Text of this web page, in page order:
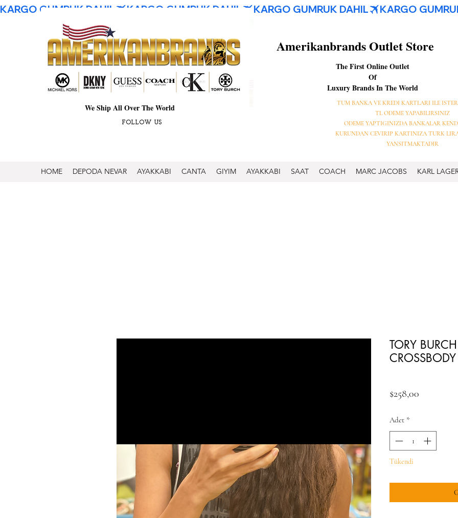
KARGO GUMRUK DAHIL
We Ship All Over The World
Amerikanbrands Outlet Store
The First Online Outlet
Of
Luxury Brands In The World
FOLLOW US
TUM BANKA VE KREDI KARTLARI ILE
TL ODEME YAPABILIRSINIZ
ODEME YAPTIGINIZDA BANKALAR
KURUNDAN CEVIRIP KARTINIZA TURK
YANSITMAKTADIR
HOME DEPODA NEVAR AYAKKABI CANTA GIYIM AYAKKABI SAAT COACH MARC JACOBS KARL
TORY
CROSSBODY
$258,00
Adet *
Tükendi